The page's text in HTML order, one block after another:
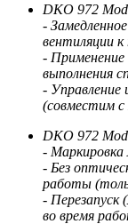
DKO 972
-
вентиляции
-
выполнения
- Управление
(совместим
DKO 972
-
- Без
работы
- Перезапуск
во время